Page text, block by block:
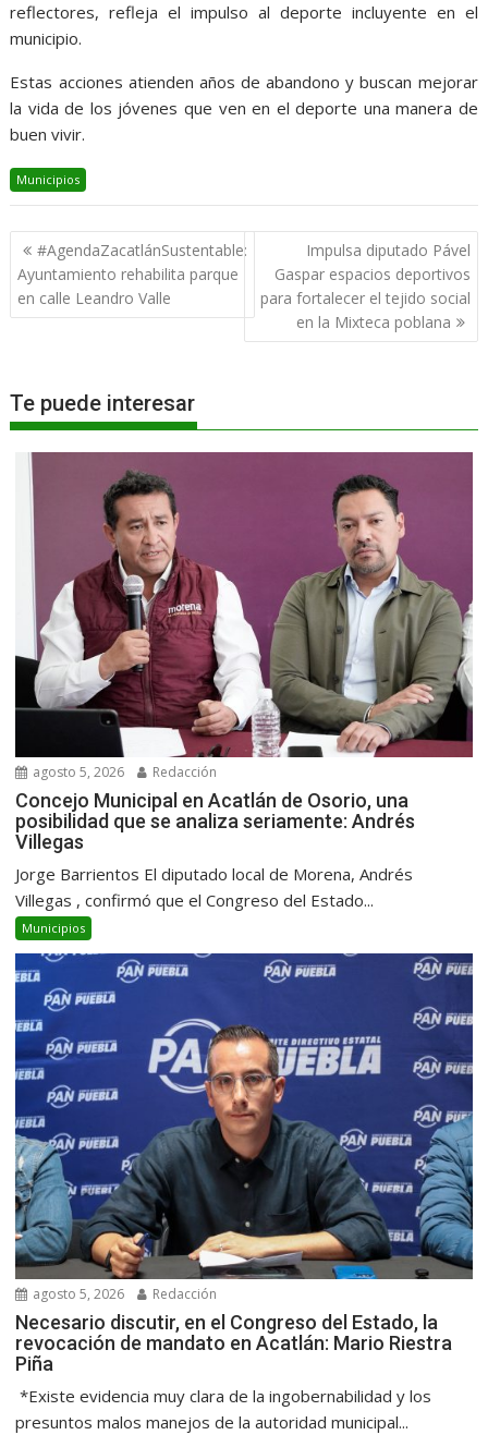
reflectores, refleja el impulso al deporte incluyente en el
municipio.
Estas acciones atienden años de abandono y buscan mejorar
la vida de los jóvenes que ven en el deporte una manera de
buen vivir.
Municipios
Navegación
de
entradas
#AgendaZacatlánSustentable:
Ayuntamiento rehabilita parque
en calle Leandro Valle
Impulsa diputado Pável
Gaspar espacios deportivos
para fortalecer el tejido social
en la Mixteca poblana
Te puede interesar
agosto 5, 2026 Redacción
Concejo Municipal en Acatlán de Osorio, una
posibilidad que se analiza seriamente: Andrés
Villegas
Jorge Barrientos El diputado local de Morena, Andrés
Villegas , confirmó que el Congreso del Estado...
Municipios
agosto 5, 2026 Redacción
Necesario discutir, en el Congreso del Estado, la
revocación de mandato en Acatlán: Mario Riestra
Piña
*Existe evidencia muy clara de la ingobernabilidad y los
presuntos malos manejos de la autoridad municipal...